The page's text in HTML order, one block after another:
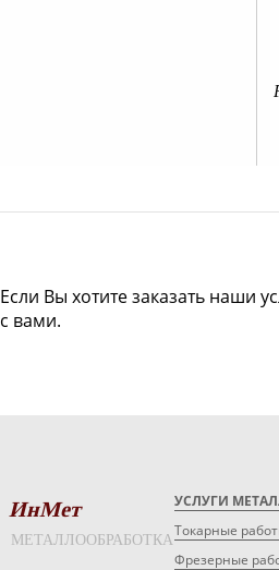
Если Вы хотите заказать наши
с вами.
ИнМет
МЕТАЛЛООБРАБОТКА
УСЛУГИ
Токарные
Фрезерные